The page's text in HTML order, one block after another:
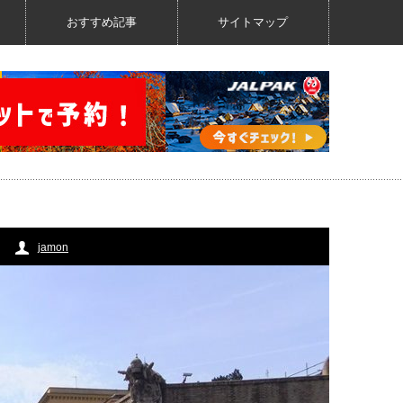
おすすめ記事 サイトマップ
jamon